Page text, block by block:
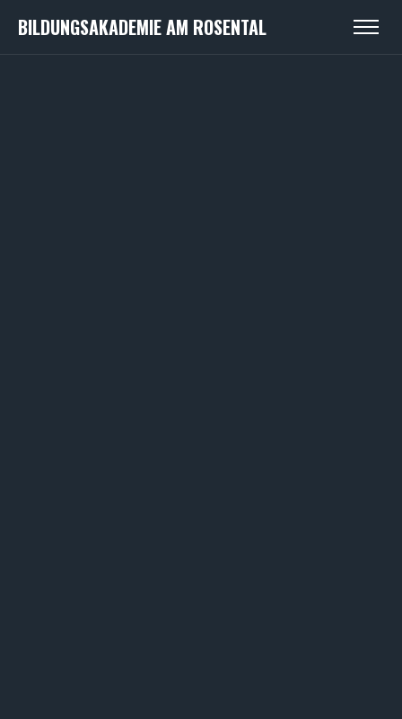
BILDUNGSAKADEMIE AM ROSENTAL